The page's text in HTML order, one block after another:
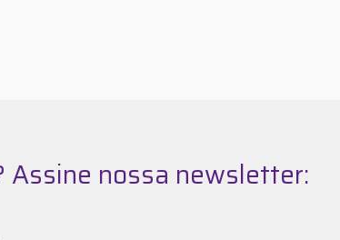
Assine nossa newsletter: